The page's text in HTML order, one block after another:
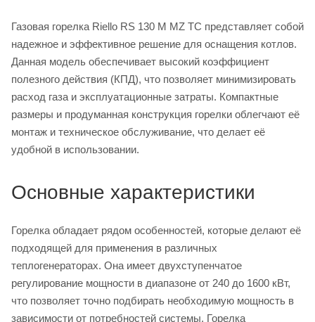
Газовая горелка Riello RS 130 M MZ TC представляет собой
надежное и эффективное решение для оснащения котлов.
Данная модель обеспечивает высокий коэффициент
полезного действия (КПД), что позволяет минимизировать
расход газа и эксплуатационные затраты. Компактные
размеры и продуманная конструкция горелки облегчают её
монтаж и техническое обслуживание, что делает её
удобной в использовании.
Основные характеристики
Горелка обладает рядом особенностей, которые делают её
подходящей для применения в различных
теплогенераторах. Она имеет двухступенчатое
регулирование мощности в диапазоне от 240 до 1600 кВт,
что позволяет точно подбирать необходимую мощность в
зависимости от потребностей системы. Горелка